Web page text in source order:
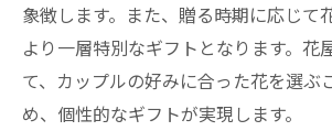
象徴します。また、贈る時期に応じて
より一層特別なギフトとなります。花
て、カップルの好みに合った花を選ぶ
め、個性的なギフトが実現します。